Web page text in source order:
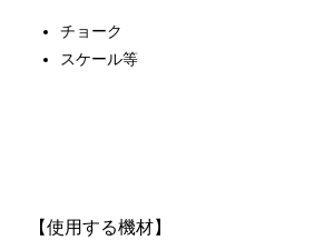
チョーク
スケール等
【使用する機材】